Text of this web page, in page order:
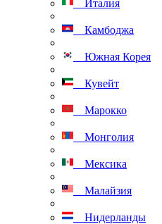
Италия
Камбоджа
Южная Корея
Кувейт
Марокко
Монголия
Мексика
Малайзия
Нидерланды